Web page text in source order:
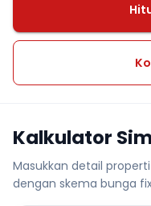
Kalkulator
Masukkan detail
dengan skema bunga